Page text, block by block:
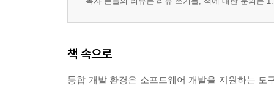
Lesson 9-6 클릭해서 블록 떨어뜨리기 191
Lesson 9-7 블록 모임 판정 알고리즘 195
Lesson 9-8 올바른 알고리즘 조합하기 202
책 속으로
통합 개발 환경은 소프트웨어 개발을 지원하는